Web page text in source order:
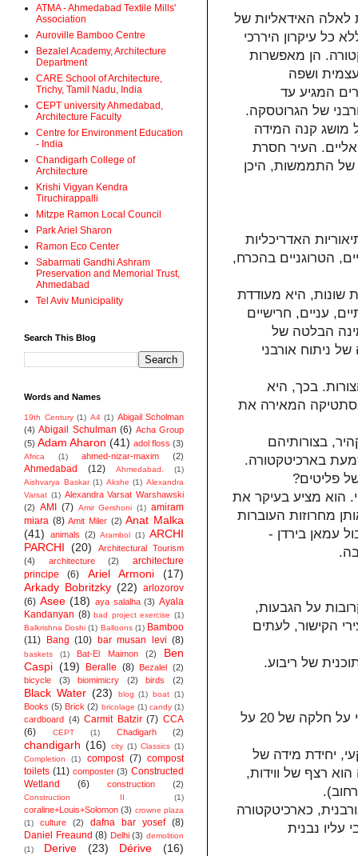
לאלה האידאליות של
כל עיקרון היררכי
הן מאפשרות
ושפה
המגיע עד
של הגרוטסקה.
מושג קנה המידה
העיר חסרת
התממשות, היכן
האדריכליות
הטרוגניים בהכרח,
שונות, היא מעודדת
עניים, חרישיים
הבלטה של
של ניתוח אורבני
בכך, היא
אסתטיקה המאירה את
בצורותיהם
בארכיטקטורה.
פליטים?
הוא מציע בעיקר את
מחרוזות העוברות
עמאן בירדן -
על הגבעות,
הקישור, לעתים
של ריבוע.
למחנה יחידת מידה בסיסית ומסוימת: ה"ווידה"- מחסה הבנוי על חלקה של 20 על
יחידת מידה של
רצף של ווידות,
כארכיטקטורה
עליו נבנית
ATMA - Ahmedabad Textile Mills'
Association
Auroville Bamboo Centre
Bezalel Academy, Architecture
Department
CARE School of Architecture,
Trichy, Tamil Nadu, India
CEPT university Ahmedabad,
Architecture Faculty
Centre for Environment Education
- India
Chandigarh College of
Architecture
Krishi Vigyan Kendra
Tiruchirappalli
Mitzpe Ramon Local Council
Park Ariel Sharon
Ramon Eco Center
Sabarmati Gandhi Ashram
Preservation and Memorial Trust,
Ahmedabad
Tel Aviv Municipality
Search This Blog
Words and Names
19th Century (1) A4 (1) Abigail Scholman
(4) Abigail Schulman (6) Acha Group
(5) Adam Aharon (41) adol floss (3)
Africa (1) ahmed-nizar-maxim (2)
Ahmedabad (12) Ahmedabad.
(1)
Aishvarya Baskar (1) Akshe (1) Alexandra
Varsat (1) Alexandra Varsat Warshawski
(2) AMI (7) Amir Gershoni (1) amiram
miara (8) Amit Miler (2) Anat Malka
(41)
animals (2) Arambol (1) ARCHI
PARCHI (20)
Architectural Tourism
(4)
architecture (2)
architecture
principe
(6) Ariel Armoni
(17)
Arkady Bobritzky (22) arlozorov
(6) Asee (18) aya salalha (3) Ayala
Kandanyan (8) bad project exercise (1)
Balkrishna Doshi (1) Balloons (1) Bamboo
(11)
Bang (10) bar musan levi (8)
baskets (1) Bat-El Maimon (2)
Ben
Caspi (19) Beralle (8) Bezalel (2)
bicycle
(3) biomimicry (2) birds (2)
Black Water (23) blog (1) boat (1)
Books (5) Brick (2) bricolage (1) candy (1)
cardboard (4) Carmit Batzir (7) CCA
(6)
CEPT (1) Chadigarh (2)
chandigarh (16) city (1) Classics (1)
Completion
(1) compost (7) compost
toilets (11) composter (3) Constructed
Wetland
(6) construction (2)
Construction II (1)
coraline+Louis+Solomon (3) crowne plaza
(1)
culture (2) dafna bar yosef (8)
Daniel Freaund (8) Delhi (3) demolition
(1)
Derive (23) Dérive (16)